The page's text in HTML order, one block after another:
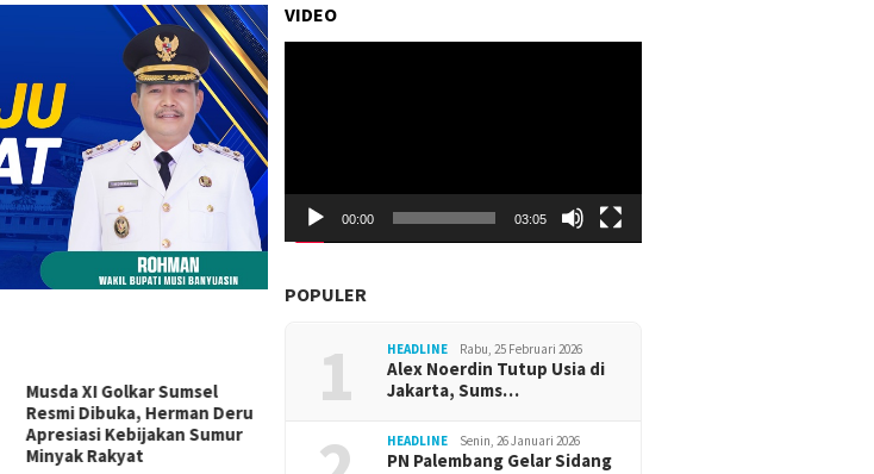
Musda XI Golkar Sumsel
Resmi Dibuka, Herman Deru
Apresiasi Kebijakan Sumur
Minyak Rakyat
Sultan Muda Center Jadi
Muda Sumsel
VIDEO
00:00 03:05
POPULER
1 HEADLINE Rabu, 25 Februari 2026
Alex Noerdin Tutup Usia di
Jakarta, Sums…
HEADLINE Senin, 26 Januari 2026
PN Palembang Gelar Sidang